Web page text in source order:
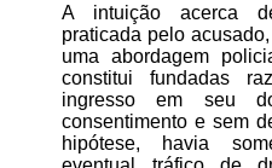
A intuição acerca
praticada pelo
uma abordagem
constitui fundadas
ingresso em seu
consentimento e sem
hipótese, havia